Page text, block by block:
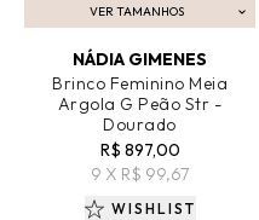
VER TAMANHOS
ADICIONAR AO CARRINHO
NÁDIA GIMENES
Brinco Feminino Meia
Argola G Peão Str -
Dourado
R$ 897,00
9 X R$ 99,67
WISHLIST